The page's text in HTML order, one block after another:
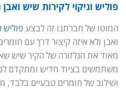
פוליש וניקוי לקירות שיש
המוטו של חברתנו זה לבצע פוליש
ואבן ולא איזה קיצור דרך עם
מאוד את הגלזורה של הקיר שיש
משתמשים בציוד חדיש ומתקדם
ושילוב של חומרים טבעיים